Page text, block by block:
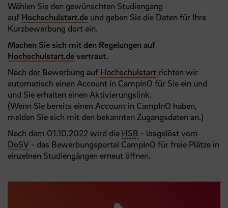
Wählen Sie den gewünschten Studiengang
auf Hochschulstart.de und geben Sie die Daten für Ihre
Kurzbewerbung dort ein.
Machen Sie sich mit den Regelungen auf
Hochschulstart.devertraut.
Nach der Bewerbung auf Hochschulstart richten wir
automatisch einen Account in CampInO für Sie ein und
und Sie erhalten einen Aktivierungslink.
(Wenn Sie bereits einen Account in CampInO haben,
melden Sie sich mit den bekannten Zugangsdaten an.)
Nach dem 01.10.2022 wird die HSB - losgelöst vom
DoSV - das Bewerbungsportal CampInO für freie Plätze in
einzelnen Studiengängen erneut öffnen.